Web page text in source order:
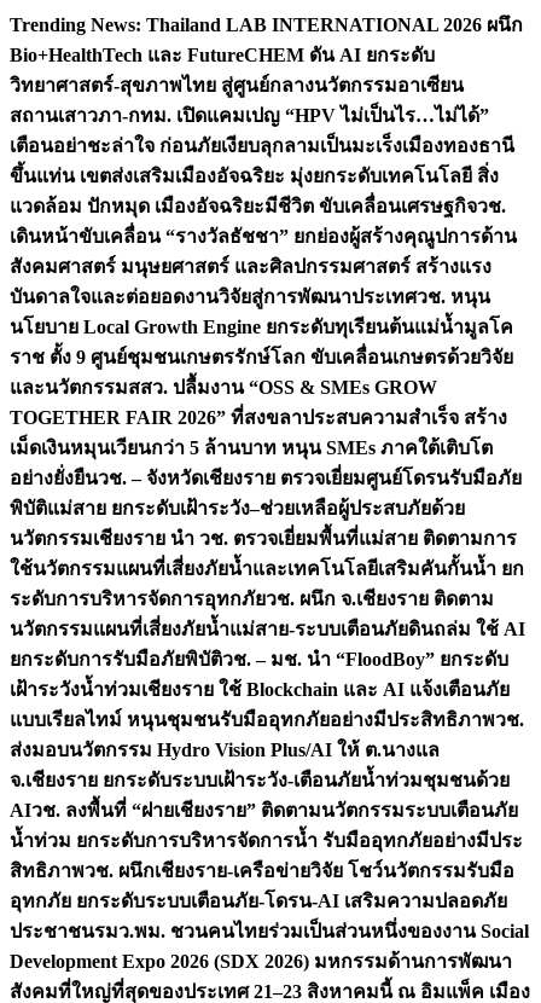
Skip
content
Trending News: Thailand LAB INTERNATIONAL 2026 ผนึก
Bio+HealthTech และ FutureCHEM ดัน AI ยกระดับ
วิทยาศาสตร์-สุขภาพไทย สู่ศูนย์กลางนวัตกรรมอาเซียน
สถานเสาวภา-กทม. เปิดแคมเปญ “HPV ไม่เป็นไร…ไม่ได้”
เตือนอย่าชะล่าใจ ก่อนภัยเงียบลุกลามเป็นมะเร็งเมืองทองธานี
ขึ้นแท่น เขตส่งเสริมเมืองอัจฉริยะ มุ่งยกระดับเทคโนโลยี สิ่ง
แวดล้อม ปักหมุด เมืองอัจฉริยะมีชีวิต ขับเคลื่อนเศรษฐกิจวช.
เดินหน้าขับเคลื่อน “รางวัลธัชชา” ยกย่องผู้สร้างคุณูปการด้าน
สังคมศาสตร์ มนุษยศาสตร์ และศิลปกรรมศาสตร์ สร้างแรง
บันดาลใจและต่อยอดงานวิจัยสู่การพัฒนาประเทศวช. หนุน
นโยบาย Local Growth Engine ยกระดับทุเรียนต้นแม่น้ำมูลโค
ราช ตั้ง 9 ศูนย์ชุมชนเกษตรรักษ์โลก ขับเคลื่อนเกษตรด้วยวิจัย
และนวัตกรรมสสว. ปลื้มงาน “OSS & SMEs GROW
TOGETHER FAIR 2026” ที่สงขลาประสบความสำเร็จ สร้าง
เม็ดเงินหมุนเวียนกว่า 5 ล้านบาท หนุน SMEs ภาคใต้เติบโต
อย่างยั่งยืนวช. – จังหวัดเชียงราย ตรวจเยี่ยมศูนย์โดรนรับมือภัย
พิบัติแม่สาย ยกระดับเฝ้าระวัง–ช่วยเหลือผู้ประสบภัยด้วย
นวัตกรรมเชียงราย นำ วช. ตรวจเยี่ยมพื้นที่แม่สาย ติดตามการ
ใช้นวัตกรรมแผนที่เสี่ยงภัยน้ำและเทคโนโลยีเสริมคันกั้นน้ำ ยก
ระดับการบริหารจัดการอุทกภัยวช. ผนึก จ.เชียงราย ติดตาม
นวัตกรรมแผนที่เสี่ยงภัยน้ำแม่สาย-ระบบเตือนภัยดินถล่ม ใช้ AI
ยกระดับการรับมือภัยพิบัติวช. – มช. นำ “FloodBoy” ยกระดับ
เฝ้าระวังน้ำท่วมเชียงราย ใช้ Blockchain และ AI แจ้งเตือนภัย
แบบเรียลไทม์ หนุนชุมชนรับมืออุทกภัยอย่างมีประสิทธิภาพวช.
ส่งมอบนวัตกรรม Hydro Vision Plus/AI ให้ ต.นางแล
จ.เชียงราย ยกระดับระบบเฝ้าระวัง-เตือนภัยน้ำท่วมชุมชนด้วย
AIวช. ลงพื้นที่ “ฝายเชียงราย” ติดตามนวัตกรรมระบบเตือนภัย
น้ำท่วม ยกระดับการบริหารจัดการน้ำ รับมืออุทกภัยอย่างมีประ
สิทธิภาพวช. ผนึกเชียงราย-เครือข่ายวิจัย โชว์นวัตกรรมรับมือ
อุทกภัย ยกระดับระบบเตือนภัย-โดรน-AI เสริมความปลอดภัย
ประชาชนรมว.พม. ชวนคนไทยร่วมเป็นส่วนหนึ่งของงาน Social
Development Expo 2026 (SDX 2026) มหกรรมด้านการพัฒนา
สังคมที่ใหญ่ที่สุดของประเทศ 21–23 สิงหาคมนี้ ณ อิมแพ็ค เมือง